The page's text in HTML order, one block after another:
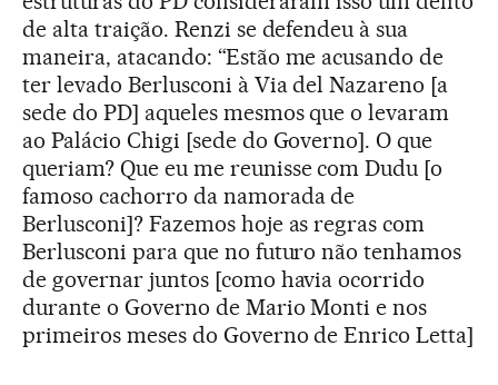
de alta traição. Renzi se defendeu à sua
maneira, atacando: “Estão me acusando de
ter levado Berlusconi à Via del Nazareno [a
sede do PD] aqueles mesmos que o levaram
ao Palácio Chigi [sede do Governo]. O que
queriam? Que eu me reunisse com Dudu [o
famoso cachorro da namorada de
Berlusconi]? Fazemos hoje as regras com
Berlusconi para que no futuro não tenhamos
de governar juntos [como havia ocorrido
durante o Governo de Mario Monti e nos
primeiros meses do Governo de Enrico Letta]